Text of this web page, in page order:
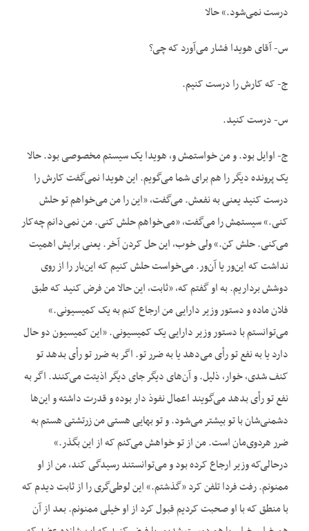
درست نمی‌شود.» حالا
س- آقای هویدا فشار می‌آورد که چی؟
ج- که کارش را درست کنیم.
س- درست کنید.
ج- اوایل بود. و من خواستمش و، هویدا یک سیستم مخصوصی بود. حالا
یک پرونده دیگر را هم برای شما می‌گویم. این هویدا نمی‌گفت کارش را
درست کنید یعنی به نفعش. می‌گفت، «این را من می‌خواهم تو حلش
کنی.» سیستمش را می‌گفت، «می‌خواهم حلش کنی. من نمی‌دانم چه‌کار
می‌کنی. حلش کن.» ولی خوب، این حل کردن آخر. یعنی برایش اهمیت
نداشت که این‌ور یا آن‌ور. می‌خواست حلش کنیم که این‌بار را از روی
دوشش برداریم. به او گفتم که، «ثابت، این حالا من فرض کنید که طبق
فلان ماده و دستور وزیر دارایی من ارجاع کنم به یک کمیسیونی.»
می‌توانستم با دستور وزیر دارایی یک کمیسیونی. «این کمیسیون دو حال
دارد یا به نفع تو رأی می‌دهد یا به ضرر تو. اگر به ضرر تو رأی بدهد تو
کنف شدی، خوار، ذلیل. و آن‌های دیگر جای دیگر اذیتت می‌کنند. اگر به
نفع تو رأی بدهد می‌گویند اعمال نفوذ دار بوده و قدرت داشته و این‌ها
دشمنی‌شان با تو بیشتر می‌شود. و تو بهایی هستی من زرتشتی هستم به
ضرر هردوی‌مان است. من از تو خواهش می‌کنم که از این بگذر.»
درحالی‌که وزیر ارجاع کرده بود و می‌توانستند رسیدگی کند، من از او
ممنونم. رفت فردا تلفن کرد «گذشتم.» این لوطی‌گری را از ثابت دیدم که
با منطق که با او صحبت کردیم قبول کرد از او خیلی ممنونم. بعد از آن